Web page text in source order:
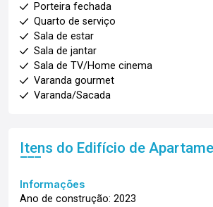
Porteira fechada
Quarto de serviço
Sala de estar
Sala de jantar
Sala de TV/Home cinema
Varanda gourmet
Varanda/Sacada
Itens do Edifício de
Informações
Ano de construção: 2023